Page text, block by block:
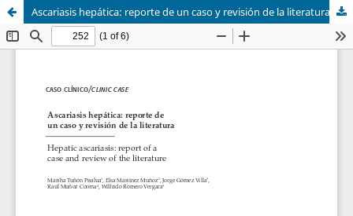
Ascariasis hepática: reporte de un caso y revisión de la literatura